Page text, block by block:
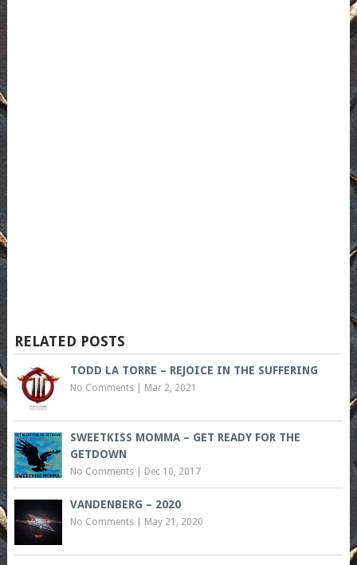
RELATED POSTS
TODD LA TORRE – REJOICE IN THE SUFFERING
No Comments| Mar 2, 2021
SWEETKISS MOMMA – GET READY FOR THE
GETDOWN
No Comments| Dec 10, 2017
VANDENBERG – 2020
No Comments| May 21, 2020